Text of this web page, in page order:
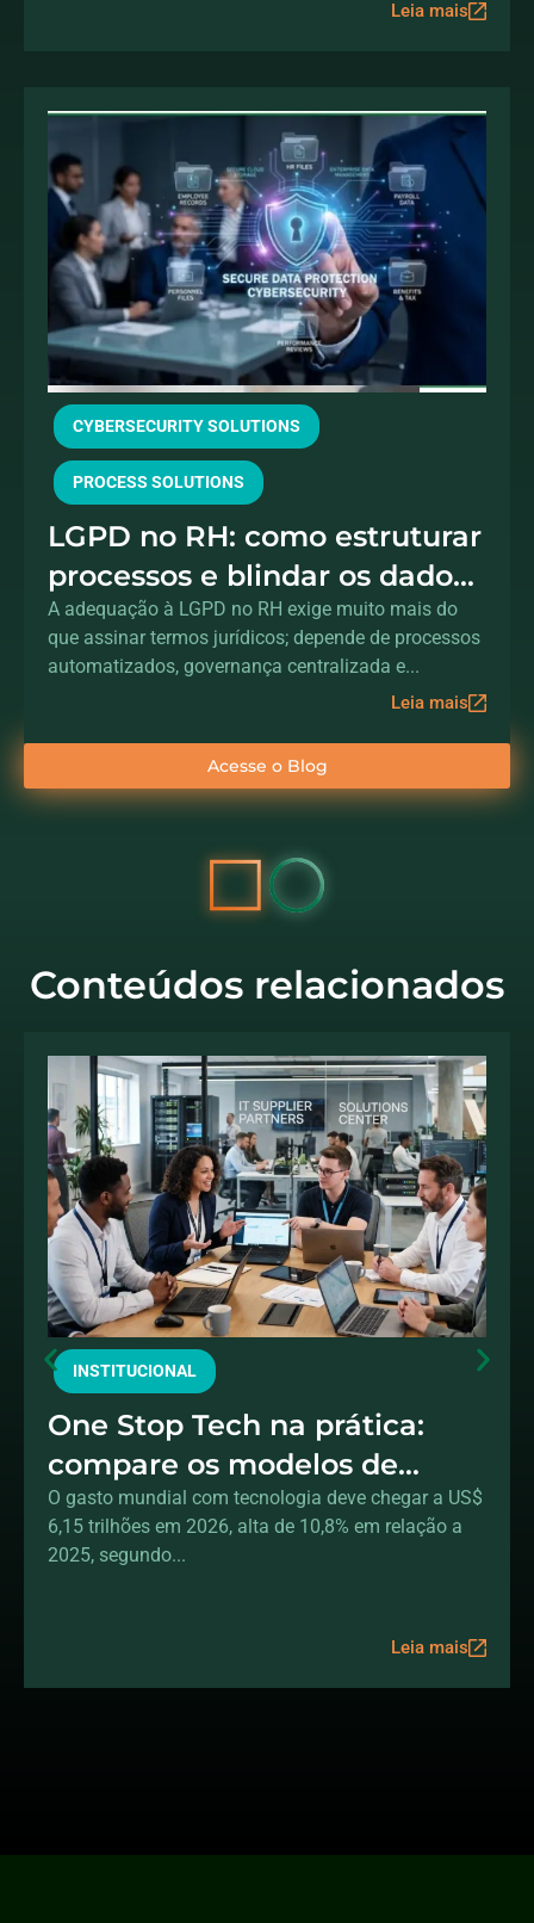
Leia mais
CYBERSECURITY SOLUTIONS
PROCESS SOLUTIONS
LGPD no RH: como estruturar
processos e blindar os dados
dos colaboradores
A adequação à LGPD no RH exige muito mais do
que assinar termos jurídicos; depende de processos
automatizados, governança centralizada e...
Leia mais
Acesse o Blog
Conteúdos relacionados
INSTITUCIONAL
One Stop Tech na prática:
compare os modelos de
fornecedores de TI e saiba
quando escolher cada um
O gasto mundial com tecnologia deve chegar a US$
6,15 trilhões em 2026, alta de 10,8% em relação a
2025, segundo...
Leia mais